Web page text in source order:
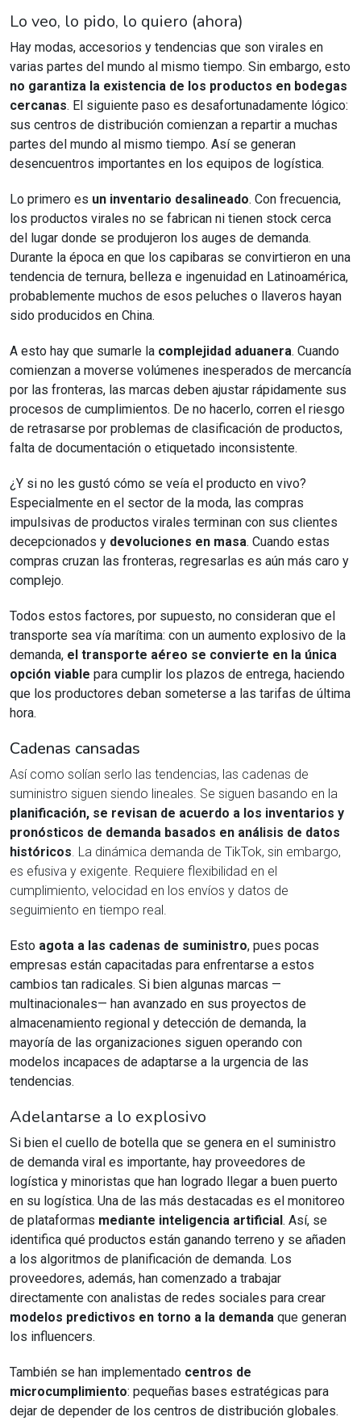
Lo veo, lo pido, lo quiero (ahora)
Hay modas, accesorios y tendencias que son virales en
varias partes del mundo al mismo tiempo. Sin embargo, esto
no garantiza la existencia de los productos en bodegas
cercanas. El siguiente paso es desafortunadamente lógico:
sus centros de distribución comienzan a repartir a muchas
partes del mundo al mismo tiempo. Así se generan
desencuentros importantes en los equipos de logística.
Lo primero es un inventario desalineado. Con frecuencia,
los productos virales no se fabrican ni tienen stock cerca
del lugar donde se produjeron los auges de demanda.
Durante la época en que los capibaras se convirtieron en una
tendencia de ternura, belleza e ingenuidad en Latinoamérica,
probablemente muchos de esos peluches o llaveros hayan
sido producidos en China.
A esto hay que sumarle la complejidad aduanera. Cuando
comienzan a moverse volúmenes inesperados de mercancía
por las fronteras, las marcas deben ajustar rápidamente sus
procesos de cumplimientos. De no hacerlo, corren el riesgo
de retrasarse por problemas de clasificación de productos,
falta de documentación o etiquetado inconsistente.
¿Y si no les gustó cómo se veía el producto en vivo?
Especialmente en el sector de la moda, las compras
impulsivas de productos virales terminan con sus clientes
decepcionados y devoluciones en masa. Cuando estas
compras cruzan las fronteras, regresarlas es aún más caro y
complejo.
Todos estos factores, por supuesto, no consideran que el
transporte sea vía marítima: con un aumento explosivo de la
demanda, el transporte aéreo se convierte en la única
opción viable para cumplir los plazos de entrega, haciendo
que los productores deban someterse a las tarifas de última
hora.
Cadenas cansadas
Así como solían serlo las tendencias, las cadenas de
suministro siguen siendo lineales. Se siguen basando en la
planificación, se revisan de acuerdo a los inventarios y
pronósticos de demanda basados en análisis de datos
históricos. La dinámica demanda de TikTok, sin embargo,
es efusiva y exigente. Requiere flexibilidad en el
cumplimiento, velocidad en los envíos y datos de
seguimiento en tiempo real.
Esto agota a las cadenas de suministro, pues pocas
empresas están capacitadas para enfrentarse a estos
cambios tan radicales. Si bien algunas marcas —
multinacionales— han avanzado en sus proyectos de
almacenamiento regional y detección de demanda, la
mayoría de las organizaciones siguen operando con
modelos incapaces de adaptarse a la urgencia de las
tendencias.
Adelantarse a lo explosivo
Si bien el cuello de botella que se genera en el suministro
de demanda viral es importante, hay proveedores de
logística y minoristas que han logrado llegar a buen puerto
en su logística. Una de las más destacadas es el monitoreo
de plataformas mediante inteligencia artificial. Así, se
identifica qué productos están ganando terreno y se añaden
a los algoritmos de planificación de demanda. Los
proveedores, además, han comenzado a trabajar
directamente con analistas de redes sociales para crear
modelos predictivos en torno a la demanda que generan
los influencers.
También se han implementado centros de
microcumplimiento: pequeñas bases estratégicas para
dejar de depender de los centros de distribución globales.